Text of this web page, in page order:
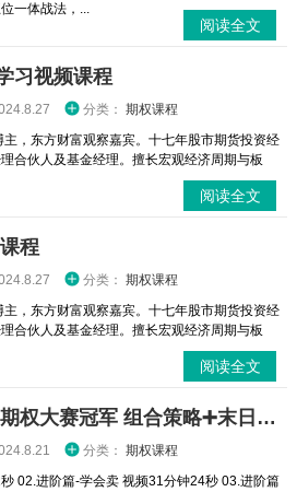
一体战法，...
阅读全文
习视频课程
分类： 期权课程
，东方财富观察嘉宾。十七年股市期货投资经
合伙人及基金经理。擅长宏观经济周期与板
阅读全文
程
分类： 期权课程
，东方财富观察嘉宾。十七年股市期货投资经
合伙人及基金经理。擅长宏观经济周期与板
阅读全文
伽马期权董俸麟 全国期权大赛冠军 组合策略➕末日轮视频课程
分类： 期权课程
02.进阶篇-学会卖 视频31分钟24秒 03.进阶篇